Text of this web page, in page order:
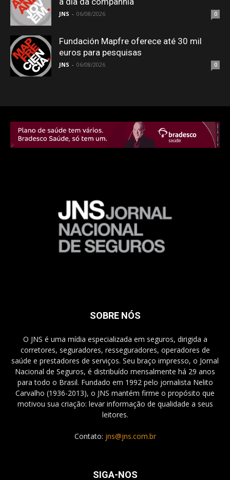
JNS - 06/08/2026 0
Fundación Mapfre oferece até 30 mil
euros para pesquisas
JNS - 06/08/2026 0
SOBRE NÓS
O JNS é uma mídia especializada em seguros, dirigida a
corretores, seguradores, resseguradores, operadores de
saúde e prestadores de serviços. Seu braço impresso, o Jornal
Nacional de Seguros, é distribuído mensalmente há 29 anos
para todo o Brasil. Fundado em 1992 pelo jornalista Nelito
Carvalho (1936-2013), o JNS mantém firme o propósito que
motivou sua criação: levar informação de qualidade a seus
leitores.
Contato: jns@jns.com.br
SIGA-NOS